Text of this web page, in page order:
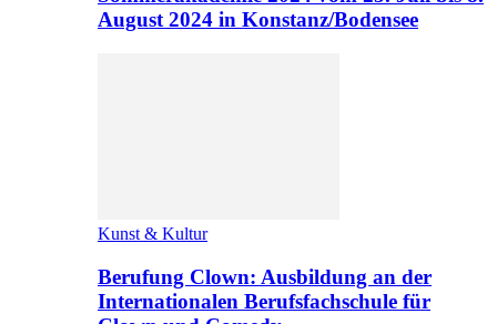
August 2024 in Konstanz/Bodensee
Kunst & Kultur
Berufung Clown: Ausbildung an der
Internationalen Berufsfachschule für